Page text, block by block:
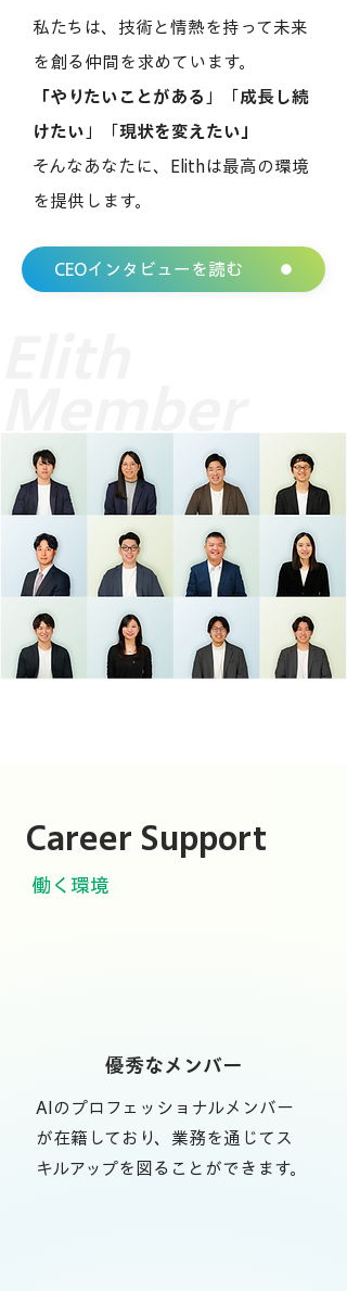
私たちは、技術と情熱を持って未来
を創る仲間を求めています。​
「​やりたいことがある 」「 成長し続
けたい 」「 現状を変えたい」
そんなあなたに、Elithは最高の環境
を提供します。
CEOインタビューを読む
Career Support
働く環境
優秀なメンバー
AIのプロフェッショナルメンバー
が在籍しており、業務を通じてス
キルアップを図ることができます。